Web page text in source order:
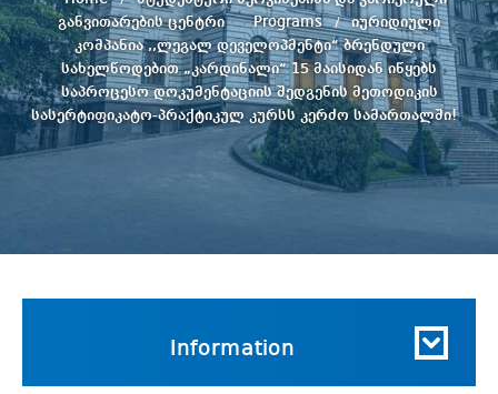
განვითარების ცენტრი
Programs
იურიდიული
კომპანია ,,ლეგალ დეველოპმენტი“ ბრენდული
სახელწოდებით „კარდინალი“ 15 მაისიდან იწყებს
საპროცესო დოკუმენტაციის შედგენის მეთოდიკის
სასერტიფიკატო-პრაქტიკულ კურსს კერძო სამართალში!
Information